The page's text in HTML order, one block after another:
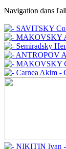
Navigation dans